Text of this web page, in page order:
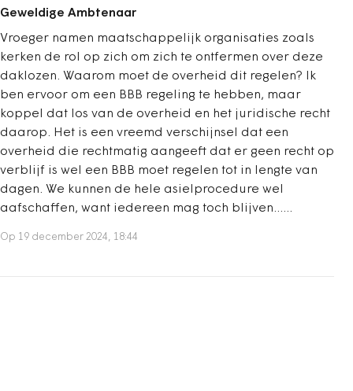
Geweldige Ambtenaar
Vroeger namen maatschappelijk organisaties zoals
kerken de rol op zich om zich te ontfermen over deze
daklozen. Waarom moet de overheid dit regelen? Ik
ben ervoor om een BBB regeling te hebben, maar
koppel dat los van de overheid en het juridische recht
daarop. Het is een vreemd verschijnsel dat een
overheid die rechtmatig aangeeft dat er geen recht op
verblijf is wel een BBB moet regelen tot in lengte van
dagen. We kunnen de hele asielprocedure wel
aafschaffen, want iedereen mag toch blijven......
Op 19 december 2024, 18:44